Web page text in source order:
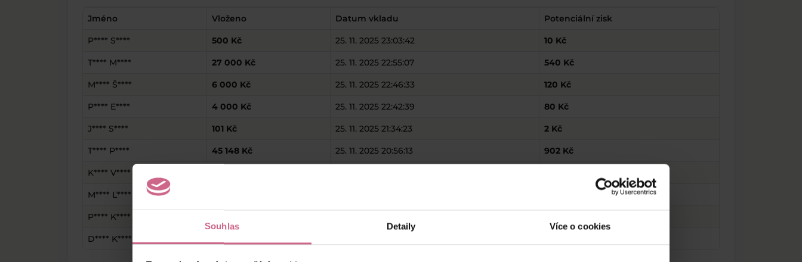
Souhlas Detaily Více o cookies
Jméno Vloženo Datum vkladu Potenciální zisk
P**** S**** 500 Kč 25. 11. 2025 23:03:42 10 Kč
T**** M**** 27 000 Kč 25. 11. 2025 22:55:07 540 Kč
M**** Š**** 6 000 Kč 25. 11. 2025 22:46:33 120 Kč
P**** E**** 4 000 Kč 25. 11. 2025 22:42:39 80 Kč
J**** S**** 101 Kč 25. 11. 2025 21:34:23 2 Kč
T**** P**** 45 148 Kč 25. 11. 2025 20:56:13 902 Kč
K**** V****
M**** Ľ****
P**** K****
D**** K****